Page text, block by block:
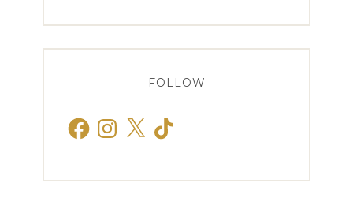
FOLLOW
FacebookInstagram
X TikTok